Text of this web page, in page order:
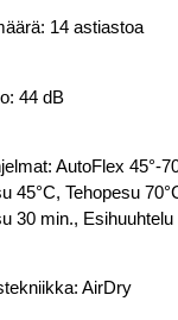
14 astiastoa
44 dB
AutoFlex 45°-
45°C, Tehopesu
30 min., Esihuuhtelu
AirDry